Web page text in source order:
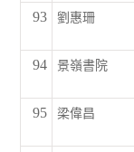
93 劉惠珊
94 景嶺書院
95 梁偉昌